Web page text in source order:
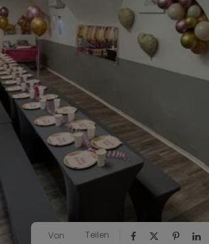
Von Teilen